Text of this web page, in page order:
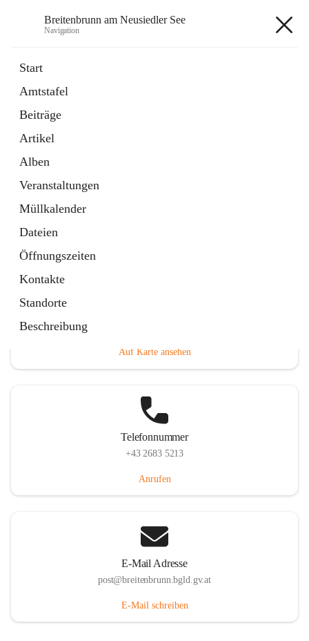
Breitenbrunn am Neusiedler See
Navigation
Start
Amtstafel
Beiträge
Artikel
Alben
Veranstaltungen
Müllkalender
Dateien
Öffnungszeiten
Kontakte
Standorte
Beschreibung
18 Schnellzugriffe
Gemeindeservice
Auf Karte ansehen
Telefonnummer
+43 2683 5213
Anrufen
E-Mail Adresse
post@breitenbrunn.bgld.gv.at
E-Mail schreiben